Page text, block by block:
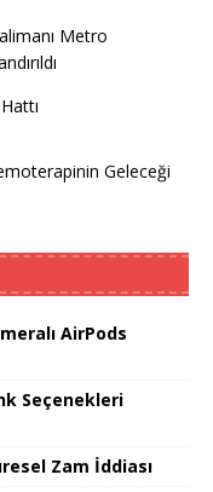
Metro
Geleceği
AirPods
Seçenekleri
Zam İddiası